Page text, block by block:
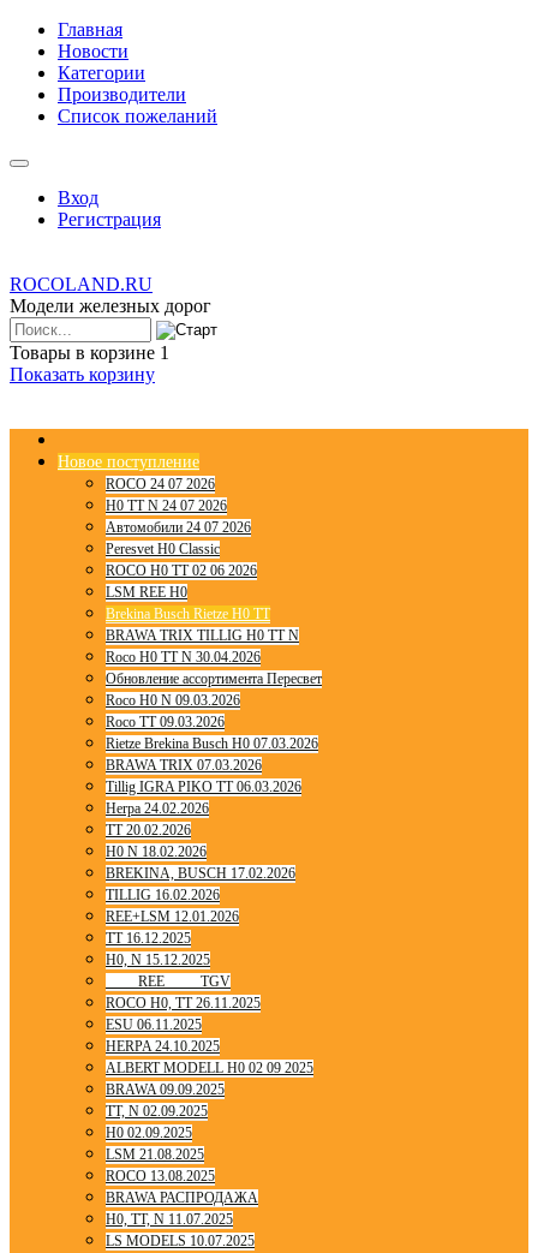
Главная
Новости
Категории
Производители
Список пожеланий
Вход
Регистрация
ROCOLAND.RU
Модели железных дорог
Товары в корзине 1
Показать корзину
Новое поступление
ROCO 24 07 2026
H0 TT N 24 07 2026
Автомобили 24 07 2026
Peresvet H0 Classic
ROCO H0 TT 02 06 2026
LSM REE H0
Brekina Busch Rietze H0 TT
BRAWA TRIX TILLIG H0 TT N
Roco H0 TT N 30.04.2026
Обновление ассортимента Пересвет
Roco H0 N 09.03.2026
Roco TT 09.03.2026
Rietze Brekina Busch H0 07.03.2026
BRAWA TRIX 07.03.2026
Tillig IGRA PIKO TT 06.03.2026
Herpa 24.02.2026
TT 20.02.2026
H0 N 18.02.2026
BREKINA, BUSCH 17.02.2026
TILLIG 16.02.2026
REE+LSM 12.01.2026
TT 16.12.2025
H0, N 15.12.2025
____ REE ____ TGV
ROCO H0, TT 26.11.2025
ESU 06.11.2025
HERPA 24.10.2025
ALBERT MODELL H0 02 09 2025
BRAWA 09.09.2025
TT, N 02.09.2025
H0 02.09.2025
LSM 21.08.2025
ROCO 13.08.2025
BRAWA РАСПРОДАЖА
H0, TT, N 11.07.2025
LS MODELS 10.07.2025